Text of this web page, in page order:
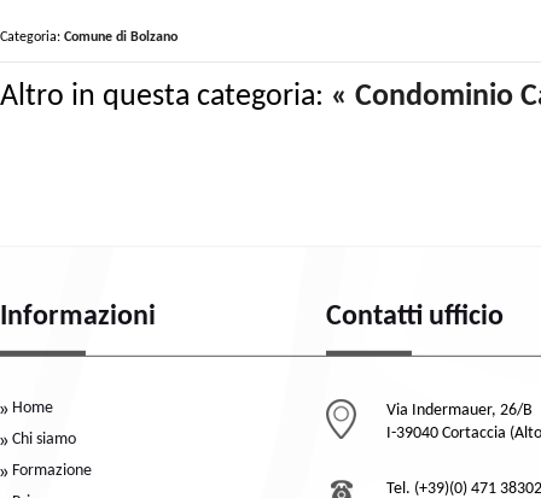
Categoria: Comune di Bolzano
Altro in questa categoria: « Condominio
Informazioni
Home
Chi siamo
Formazione
Contatti ufficio
Via Indermauer, 26/B
I-39040 Cortaccia
Tel. (+39)(0) 471